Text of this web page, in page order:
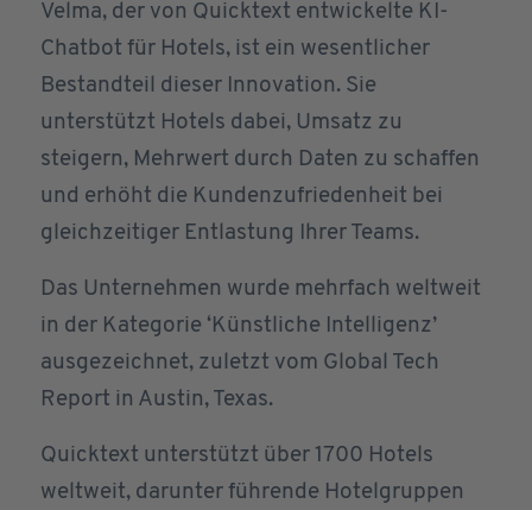
Velma, der von Quicktext entwickelte KI-
Chatbot für Hotels, ist ein wesentlicher
Bestandteil dieser Innovation. Sie
unterstützt Hotels dabei, Umsatz zu
steigern, Mehrwert durch Daten zu schaffen
und erhöht die Kundenzufriedenheit bei
gleichzeitiger Entlastung Ihrer Teams.
Das Unternehmen wurde mehrfach weltweit
in der Kategorie ‘Künstliche Intelligenz’
ausgezeichnet, zuletzt vom Global Tech
Report in Austin, Texas.
Quicktext unterstützt über 1700 Hotels
weltweit, darunter führende Hotelgruppen